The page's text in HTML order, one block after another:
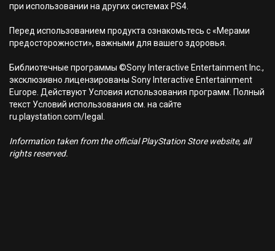
при использовании на других системах PS4.
Перед использованием продукта ознакомьтесь с «Мерами
предосторожности», важными для вашего здоровья.
Библиотечные программы ©Sony Interactive Entertainment Inc.,
эксклюзивно лицензированы Sony Interactive Entertainment
Europe. Действуют Условия использования программ. Полный
текст Условий использования см. на сайте
ru.playstation.com/legal.
Information taken from the official PlayStation Store website, all
rights reserved.